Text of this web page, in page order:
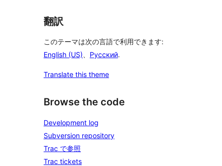
翻訳
このテーマは次の言語で利用できます:
English (US)
Русский.
Translate this theme
Browse the code
Development log
Subversion repository
Trac で参照
Trac tickets